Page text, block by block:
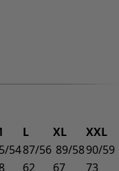
L XL
XXL
5487/56 89/5890/59
62 67
73